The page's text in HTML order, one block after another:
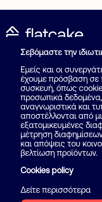
Καταχώρηση Αγγελίας
Πως λειτουργεί
Επικοινωνία
Όροι και προϋποθέσεις
Ιδιωτικότητα
Cookies
Σεβόμαστε την
Εμείς και οι
έχουμε πρόσβαση σε
συσκευή, όπως
προσωπικά
αναγνωριστικά και
αποστέλλονται από
εξατομικευμένες
μέτρηση
και απόψεις του
βελτίωση προϊόντων.
Cookies policy
Δείτε περισσότερα